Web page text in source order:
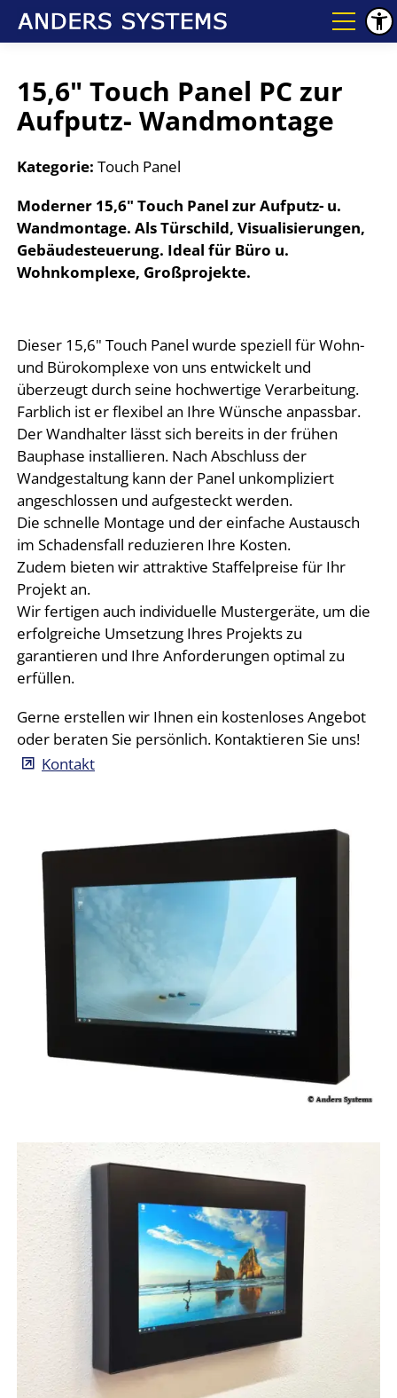
15,6" Touch Panel PC zur
Aufputz- Wandmontage
Kategorie: Touch Panel
Moderner 15,6" Touch Panel zur Aufputz- u.
Wandmontage. Als Türschild, Visualisierungen,
Gebäudesteuerung. Ideal für Büro u.
Wohnkomplexe, Großprojekte.
Dieser 15,6" Touch Panel wurde speziell für Wohn-
und Bürokomplexe von uns entwickelt und
überzeugt durch seine hochwertige Verarbeitung.
Farblich ist er flexibel an Ihre Wünsche anpassbar.
Der Wandhalter lässt sich bereits in der frühen
Bauphase installieren. Nach Abschluss der
Wandgestaltung kann der Panel unkompliziert
angeschlossen und aufgesteckt werden.
Die schnelle Montage und der einfache Austausch
im Schadensfall reduzieren Ihre Kosten.
Zudem bieten wir attraktive Staffelpreise für Ihr
Projekt an.
Wir fertigen auch individuelle Mustergeräte, um die
erfolgreiche Umsetzung Ihres Projekts zu
garantieren und Ihre Anforderungen optimal zu
erfüllen.
Gerne erstellen wir Ihnen ein kostenloses Angebot
oder beraten Sie persönlich. Kontaktieren Sie uns!
Kontakt